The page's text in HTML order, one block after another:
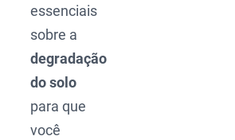
essenciais
sobre a
degradação
do solo
para que
você